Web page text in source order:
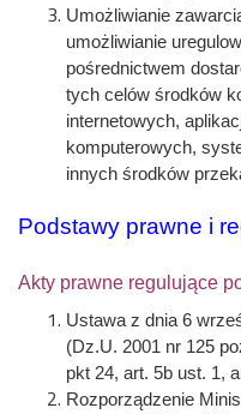
Umożliwianie
umożliwianie
pośrednictwem
tych celów środków
internetowych,
komputerowych,
innych środków
Podstawy prawne i
Akty prawne regulujące
Ustawa z dnia 6
(Dz.U. 2001 nr 125
pkt 24, art. 5b ust. 1,
Rozporządzenie